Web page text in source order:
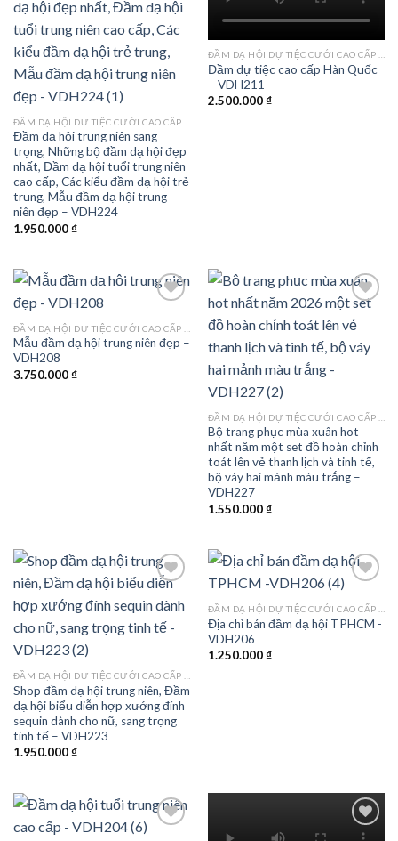
Add to
wishlist
Đầm dạ hội trung niên sang
trọng, Những bộ đầm dạ hội đẹp
nhất, Đầm dạ hội tuổi trung niên
cao cấp, Các kiểu đầm dạ hội trẻ
trung, Mẫu đầm dạ hội trung
niên đẹp – VDH224
1.950.000₫
wishlist
Đầm dự tiệc cao cấp Hàn Quốc
– VDH211
2.500.000₫
Add to
Mẫu đầm dạ hội trung niên đẹp –
VDH208
3.750.000₫
Add to
wishlist
Bộ trang phục mùa xuân hot
nhất năm một set đồ hoàn chỉnh
toát lên vẻ thanh lịch và tinh tế,
bộ váy hai mảnh màu trắng –
VDH227
1.550.000₫
Add to
Shop đầm dạ hội trung niên, Đầm
dạ hội biểu diễn hợp xướng đính
sequin dành cho nữ, sang trọng
tinh tế – VDH223
1.950.000₫
Add to
Địa chỉ bán đầm dạ hội TPHCM -
VDH206
1.250.000₫